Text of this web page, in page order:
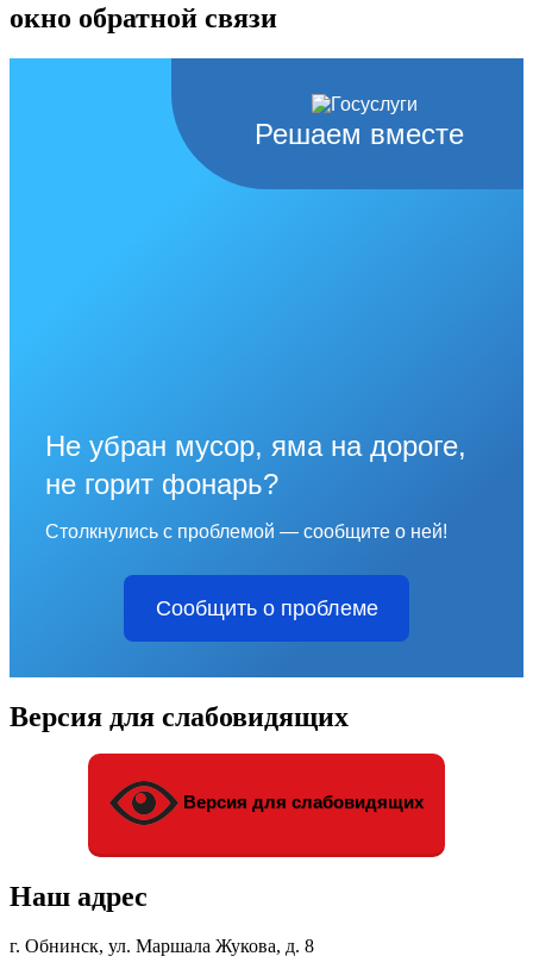
окно обратной связи
Решаем вместе
Не убран мусор, яма на дороге,
не горит фонарь?
Столкнулись с проблемой — сообщите о ней!
Сообщить о проблеме
Версия для слабовидящих
Версия для слабовидящих
Наш адрес
г. Обнинск, ул. Маршала Жукова, д. 8